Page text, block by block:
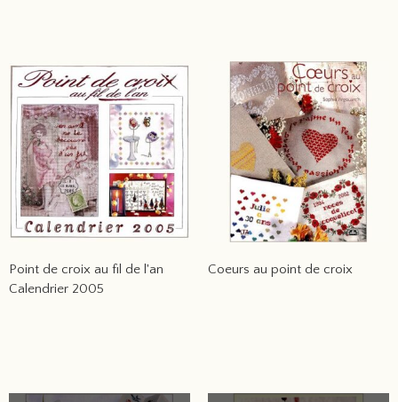
Point de croix au fil de l'an
Calendrier 2005
Coeurs au point de croix